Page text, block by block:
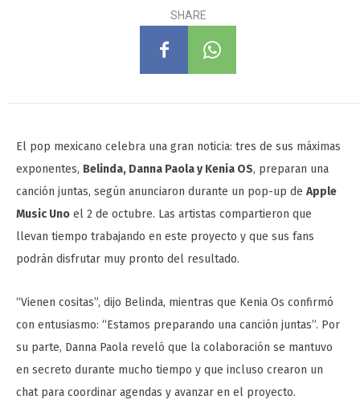
SHARE
El pop mexicano celebra una gran noticia: tres de sus máximas
exponentes, Belinda, Danna Paola y Kenia OS, preparan una
canción juntas, según anunciaron durante un pop-up de Apple
Music Uno el 2 de octubre. Las artistas compartieron que
llevan tiempo trabajando en este proyecto y que sus fans
podrán disfrutar muy pronto del resultado.
“Vienen cositas”, dijo Belinda, mientras que Kenia Os confirmó
con entusiasmo: “Estamos preparando una canción juntas”. Por
su parte, Danna Paola reveló que la colaboración se mantuvo
en secreto durante mucho tiempo y que incluso crearon un
chat para coordinar agendas y avanzar en el proyecto.